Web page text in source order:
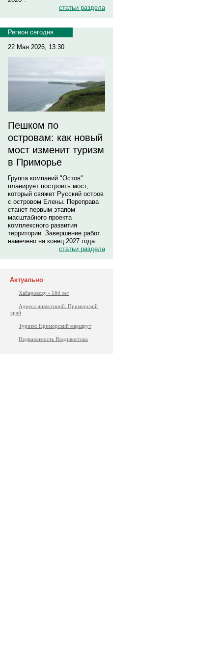
статьи раздела
Регион сегодня
22 Мая 2026, 13:30
Пешком по
островам: как новый
мост изменит туризм
в Приморье
Группа компаний "Остов"
планирует построить мост,
который свяжет Русский остров
с островом Елены. Переправа
станет первым этапом
масштабного проекта
комплексного развития
территории. Завершение работ
намечено на конец 2027 года.
статьи раздела
Актуально
Хабаровску - 160 лет
Адреса инвестиций. Приморский
край
Туризм: Приморский маршрут
Недвижимость Владивостока